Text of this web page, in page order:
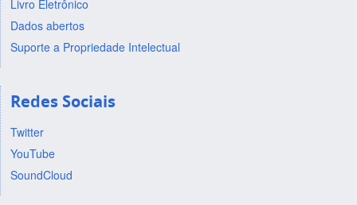
Livro Eletrônico
Dados abertos
Suporte a Propriedade Intelectual
Redes Sociais
Twitter
YouTube
SoundCloud